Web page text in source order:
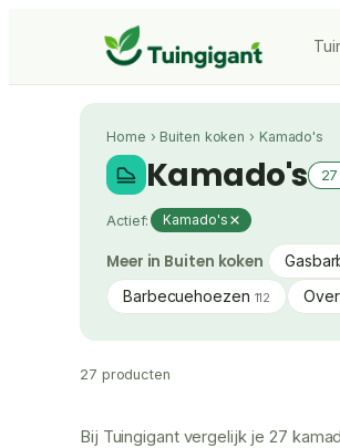
Home › Buiten koken › Kamado's
Kamado's
Actief: Kamado's
Meer in Buiten koken
Barbecuehoezen 112
27 producten
Bij Tuingigant vergelijk je 27